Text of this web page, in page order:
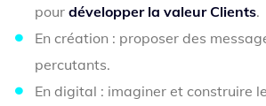
pour développer la valeur Clients.
En création : proposer des
percutants.
En digital : imaginer et construire